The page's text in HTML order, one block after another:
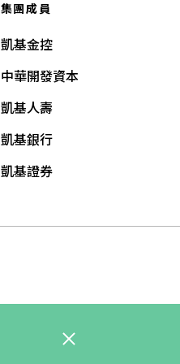
集團成員
凱基金控
中華開發資本
凱基人壽
凱基銀行
凱基證券